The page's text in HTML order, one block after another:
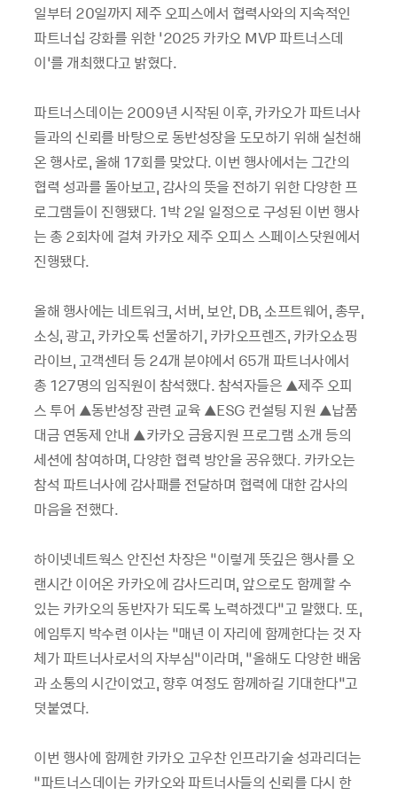
일부터 20일까지 제주 오피스에서 협력사와의 지속적인
파트너십 강화를 위한 ‘2025 카카오 MVP 파트너스데
이’를 개최했다고 밝혔다.
파트너스데이는 2009년 시작된 이후, 카카오가 파트너사
들과의 신뢰를 바탕으로 동반성장을 도모하기 위해 실천해
온 행사로, 올해 17회를 맞았다. 이번 행사에서는 그간의
협력 성과를 돌아보고, 감사의 뜻을 전하기 위한 다양한 프
로그램들이 진행됐다. 1박 2일 일정으로 구성된 이번 행사
는 총 2회차에 걸쳐 카카오 제주 오피스 스페이스닷원에서
진행됐다.
올해 행사에는 네트워크, 서버, 보안, DB, 소프트웨어, 총무,
소싱, 광고, 카카오톡 선물하기, 카카오프렌즈, 카카오쇼핑
라이브, 고객센터 등 24개 분야에서 65개 파트너사에서
총 127명의 임직원이 참석했다. 참석자들은 ▲제주 오피
스 투어 ▲동반성장 관련 교육 ▲ESG 컨설팅 지원 ▲납품
대금 연동제 안내 ▲카카오 금융지원 프로그램 소개 등의
세션에 참여하며, 다양한 협력 방안을 공유했다. 카카오는
참석 파트너사에 감사패를 전달하며 협력에 대한 감사의
마음을 전했다.
하이넷네트웍스 안진선 차장은 “이렇게 뜻깊은 행사를 오
랜시간 이어온 카카오에 감사드리며, 앞으로도 함께할 수
있는 카카오의 동반자가 되도록 노력하겠다”고 말했다. 또,
에임투지 박수련 이사는 “매년 이 자리에 함께한다는 것 자
체가 파트너사로서의 자부심”이라며, “올해도 다양한 배움
과 소통의 시간이었고, 향후 여정도 함께하길 기대한다”고
덧붙였다.
이번 행사에 함께한 카카오 고우찬 인프라기술 성과리더는
“파트너스데이는 카카오와 파트너사들의 신뢰를 다시 한